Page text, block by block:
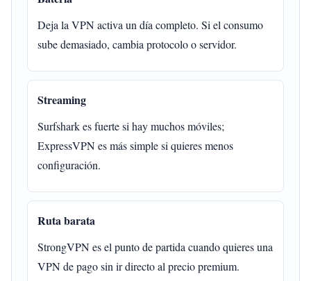
Deja la VPN activa un día completo. Si el consumo
sube demasiado, cambia protocolo o servidor.
Streaming
Surfshark es fuerte si hay muchos móviles;
ExpressVPN es más simple si quieres menos
configuración.
Ruta barata
StrongVPN es el punto de partida cuando quieres una
VPN de pago sin ir directo al precio premium.